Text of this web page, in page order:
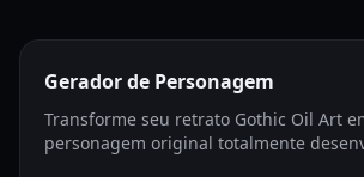
Gerador de Personagem
Transforme seu retrato Gothic Oil Art
personagem original totalmente